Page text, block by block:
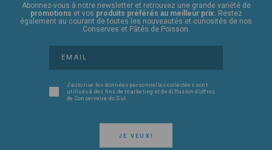
Abonnez-vous à notre newsletter et retrouvez une grande variété de
promotions et vos produits préférés au meilleur prix. Restez
également au courant de toutes les nouveautés et curiosités de nos
Conserves et Pâtés de Poisson.
JE VEUX!
J'autorise les données personnelles collectées sont
utilisés à des fins de marketing et de diffusion d'offres
de Conserveira do Sul.